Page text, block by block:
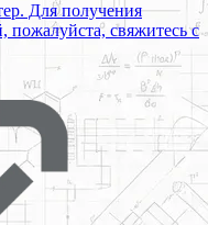
Для получения
свяжитесь с